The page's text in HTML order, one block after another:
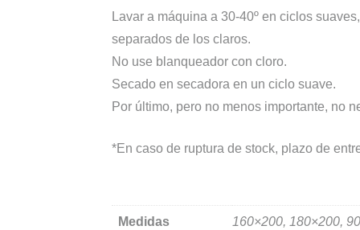
Lavar a máquina a 30-40º en ciclos
separados de los claros.
No use blanqueador con cloro.
Secado en secadora en un ciclo suave.
Por último, pero no menos importante, no
*En caso de ruptura de stock, plazo de
Medidas 160×200, 180×200,